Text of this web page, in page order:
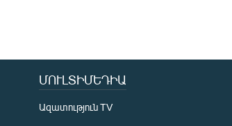
ՄՈՒԼՏԻՄԵԴԻԱ
Ազատություն TV